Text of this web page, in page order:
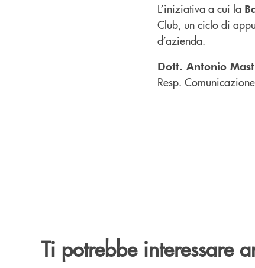
L’iniziativa a cui la
Club, un ciclo di
d’azienda.
Dott. Antonio
Resp.
Ti potrebbe interessare